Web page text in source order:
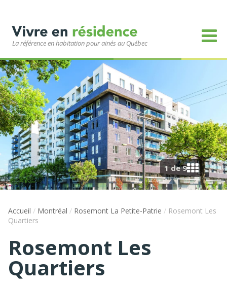
La référence en habitation pour ainés au Québec
1 de 9
Accueil / Montréal / Rosemont La Petite-Patrie / Rosemont Les
Quartiers
Rosemont Les
Quartiers